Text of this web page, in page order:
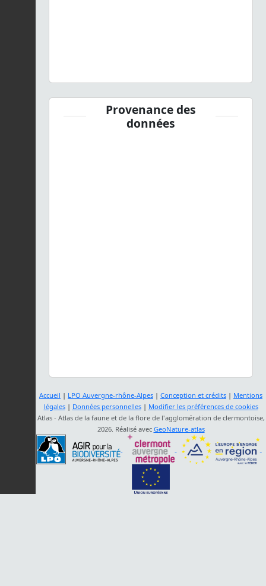
Provenance des
données
Accueil | LPO Auvergne-rhône-Alpes | Conception et crédits | Mentions
légales| Données personnelles| Modifier les préférences de cookies
Atlas - Atlas de la faune et de la flore de l'agglomération de clermontoise,
2026. Réalisé avec GeoNature-atlas